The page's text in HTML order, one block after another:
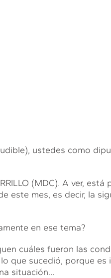
ustedes como
(MDC). A ver,
este mes, es decir, la
en ese tema?
cuáles fueron las
que sucedió, porque
situación…